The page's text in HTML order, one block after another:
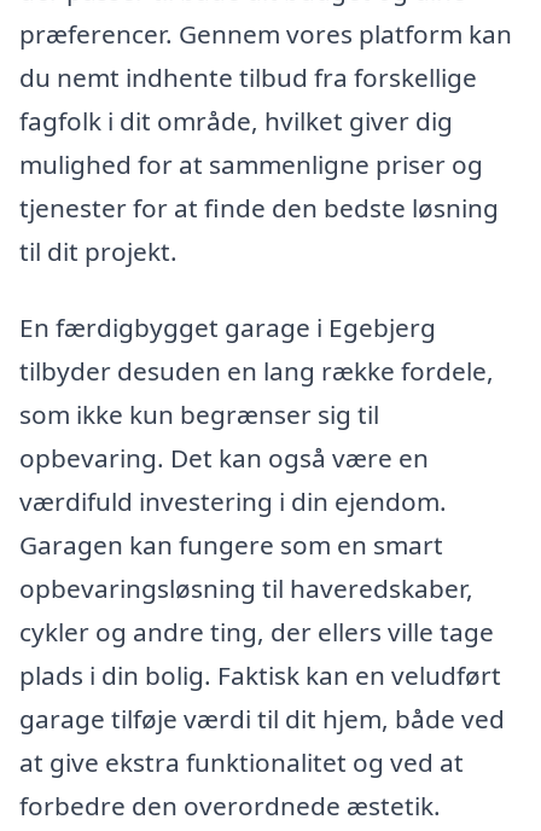
præferencer. Gennem vores platform kan
du nemt indhente tilbud fra forskellige
fagfolk i dit område, hvilket giver dig
mulighed for at sammenligne priser og
tjenester for at finde den bedste løsning
til dit projekt.
En færdigbygget garage i Egebjerg
tilbyder desuden en lang række fordele,
som ikke kun begrænser sig til
opbevaring. Det kan også være en
værdifuld investering i din ejendom.
Garagen kan fungere som en smart
opbevaringsløsning til haveredskaber,
cykler og andre ting, der ellers ville tage
plads i din bolig. Faktisk kan en veludført
garage tilføje værdi til dit hjem, både ved
at give ekstra funktionalitet og ved at
forbedre den overordnede æstetik.